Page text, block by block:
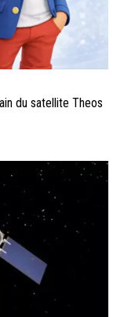
du satellite Theos